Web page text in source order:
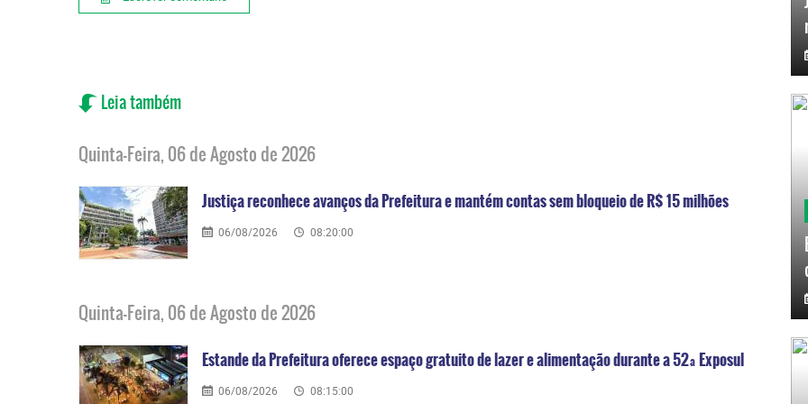
Leia também
Quinta-Feira, 06 de Agosto de 2026
Justiça reconhece avanços da Prefeitura e mantém contas sem bloqueio de R$ 15 milhões
06/08/2026 08:20:00
Quinta-Feira, 06 de Agosto de 2026
Estande da Prefeitura oferece espaço gratuito de lazer e alimentação durante a 52ª Exposul
06/08/2026 08:15:00